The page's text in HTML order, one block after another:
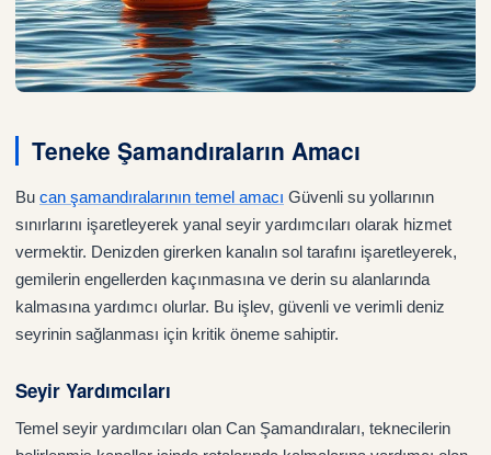
Teneke Şamandıraların Amacı
Bu can şamandıralarının temel amacı Güvenli su yollarının
sınırlarını işaretleyerek yanal seyir yardımcıları olarak hizmet
vermektir. Denizden girerken kanalın sol tarafını işaretleyerek,
gemilerin engellerden kaçınmasına ve derin su alanlarında
kalmasına yardımcı olurlar. Bu işlev, güvenli ve verimli deniz
seyrinin sağlanması için kritik öneme sahiptir.
Seyir Yardımcıları
Temel seyir yardımcıları olan Can Şamandıraları, teknecilerin